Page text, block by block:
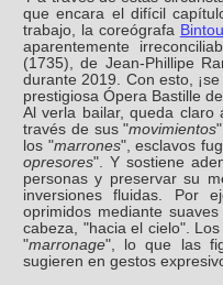
que encara el difícil
trabajo, la coreógrafa
aparentemente
(1735), de Jean-Phillipe
durante 2019. Con esto,
prestigiosa Ópera Bastille
Al verla bailar, queda claro
través de sus "movimientos
los "marrones", esclavos
opresores". Y sostiene
personas y preservar su
inversiones fluidas. Por
oprimidos mediante
cabeza, "hacia el cielo".
"marronage", lo que las
sugieren en gestos